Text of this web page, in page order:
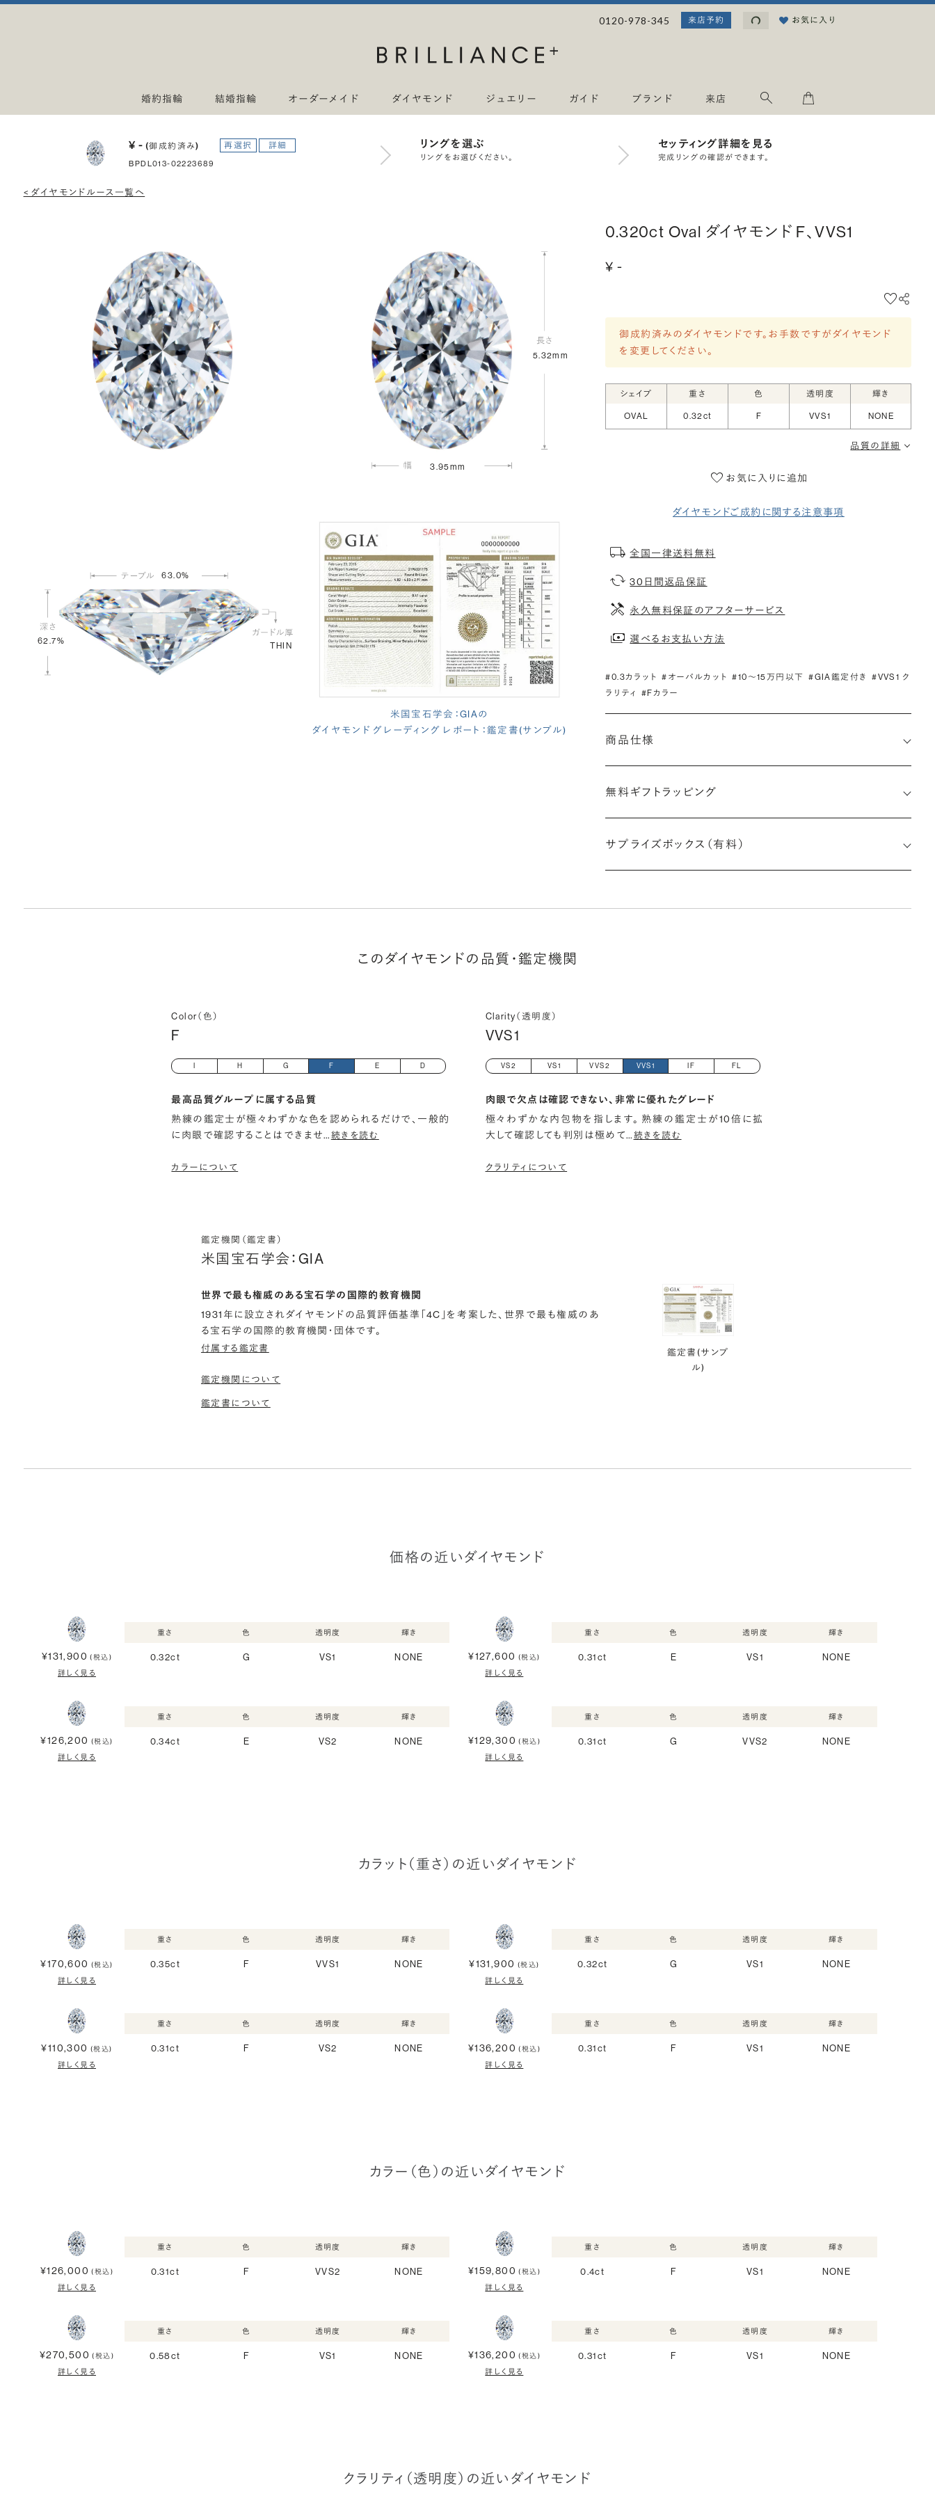
0120-978-345 来店予約 読み込み中...お気に入り
婚約指輪 結婚指輪 オーダーメイド ダイヤモンド ジュエリー ガイド ブランド 来店
¥ -(御成約済み) 再選択 詳細
BPDL013-02223689
リングを選ぶ
リングをお選びください。
セッティング詳細を見る
完成リングの確認ができます。
< ダイヤモンドルース一覧へ
5.32mm
3.95mm
62.7%
63.0%
THIN
米国宝石学会：GIAの
ダイヤモンド グレーディング レポート：鑑定書(サンプル)
0.320ct Oval ダイヤモンド F、VVS1
¥ -
御成約済みのダイヤモンドです。お手数ですがダイヤモンド
を変更してください。
シェイプ 重さ 色 透明度 輝き
OVAL 0.32ct F VVS1 NONE
品質の詳細
お気に入りに追加
ダイヤモンドご成約に関する注意事項
全国一律送料無料
30日間返品保証
永久無料保証のアフターサービス
選べるお支払い方法
#0.3カラット #オーバルカット #10〜15万円以下 #GIA鑑定付き
#VVS1 ク
ラリティ #Fカラー
商品仕様
(長さx幅×深さ)
無料ギフトラッピング
サプライズボックス（有料）
このダイヤモンドの品質・鑑定機関
Color（色）
F
H G F E D
最高品質グループに属する品質
熟練の鑑定士が極々わずかな色を認められるだけで、一般的
に肉眼で確認することはできませ…続きを読む
カラーについて
Clarity（透明度）
VVS1
VS2 VS1 VVS2 VVS1 IF FL
肉眼で欠点は確認できない、非常に優れたグレード
極々わずかな内包物を指します。 熟練の鑑定士が10倍に拡
大して確認しても判別は極めて…続きを読む
クラリティについて
鑑定機関（鑑定書）
米国宝石学会：GIA
世界で最も権威のある宝石学の国際的教育機関
1931年に設立されダイヤモンドの品質評価基準「4C」を考案した、世界で最も権威のあ
る宝石学の国際的教育機関・団体です。
付属する鑑定書
鑑定機関について
鑑定書について
鑑定書(サンプ
ル)
価格の近いダイヤモンド
¥131,900 (税込)
詳しく見る
重さ
0.32ct
色
G
透明度
VS1
輝き
NONE ¥127,600 (税込)
詳しく見る
重さ
0.31ct
色
E
透明度
VS1
輝き
NONE
¥126,200 (税込)
詳しく見る
重さ
0.34ct
色
E
透明度
VS2
輝き
NONE ¥129,300 (税込)
詳しく見る
重さ
0.31ct
色
G
透明度
VVS2
輝き
NONE
カラット（重さ）の近いダイヤモンド
¥170,600 (税込)
詳しく見る
重さ
0.35ct
色
F
透明度
VVS1
輝き
NONE ¥131,900 (税込)
詳しく見る
重さ
0.32ct
色
G
透明度
VS1
輝き
NONE
¥110,300 (税込)
詳しく見る
重さ
0.31ct
色
F
透明度
VS2
輝き
NONE ¥136,200 (税込)
詳しく見る
重さ
0.31ct
色
F
透明度
VS1
輝き
NONE
カラー（色）の近いダイヤモンド
¥126,000 (税込)
詳しく見る
重さ
0.31ct
色
F
透明度
VVS2
輝き
NONE ¥159,800 (税込)
詳しく見る
重さ
0.4ct
色
F
透明度
VS1
輝き
NONE
¥270,500 (税込)
詳しく見る
重さ
0.58ct
色
F
透明度
VS1
輝き
NONE ¥136,200 (税込)
詳しく見る
重さ
0.31ct
色
F
透明度
VS1
輝き
NONE
クラリティ（透明度）の近いダイヤモンド